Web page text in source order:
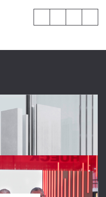
分享我们专业的的建议和